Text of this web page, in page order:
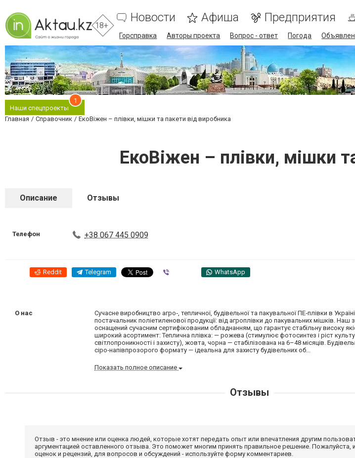
18+
Новости Афиша Предприятия
Горсправка Авторы проекта Вопрос - ответ Погода
Наши спецпроекты
1
Главная Справочник ЕкоВіжен – плівки, мішки та пакети від виробника
ЕкоВіжен – плівки, мішки
Описание Отзывы
Телефон +38 067 445 0909
Reddit Telegram WhatsApp
О нас
Сучасне виробництво агро‑, тепличної, будівельної та пакувальної ПЕ‑плівки в
постачальник поліетиленової продукції: від агроплівки до пакувальних мішків.
оснащений сучасним сертифікованим обладнанням, що гарантує стабільну високу
широкий асортимент: Теплична плівка: — рожева (стимулює фотосинтез і ріст
світлопроникності і захисту), жовта, чорна — стабілізована на 6–48 місяців.
сіро‑напівпрозорого формату — ідеальна для захисту будівельних об...
Показать полное описание
Отзывы
Отзыв - это мнение или оценка людей, которые хотят передать опыт или впечатления другим
аргументацией оставленного отзыва. Это поможет многим принять правильное решение.
оценок и рецензий, для вопросов и обсуждений - используйте форму комментариев.